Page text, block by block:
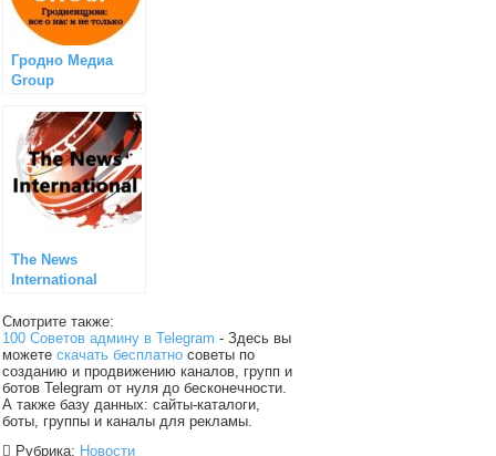
Гродно Медиа
Group
The News
International
Смотрите также:
100 Советов админу в Telegram - Здесь вы
можетескачать бесплатно советы по
созданию и продвижению каналов, групп и
ботов Telegram от нуля до бесконечности.
А также базу данных: сайты-каталоги,
боты, группы и каналы для рекламы.
Рубрика: Новости